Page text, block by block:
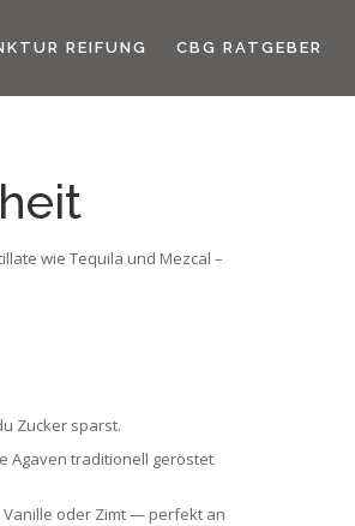
REIFUNG CBG RATGEBER
wie Tequila und Mezcal –
Zucker sparst.
Agaven traditionell geröstet
Vanille oder Zimt — perfekt an